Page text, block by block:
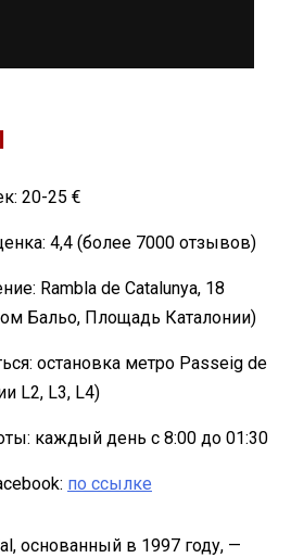
20-25 €
4,4 (более 7000 отзывов)
Rambla de Catalunya, 18
Бальо, Площадь Каталонии)
остановка метро Passeig de
L2, L3, L4)
каждый день с 8:00 до 01:30
по ссылке
основанный в 1997 году, —